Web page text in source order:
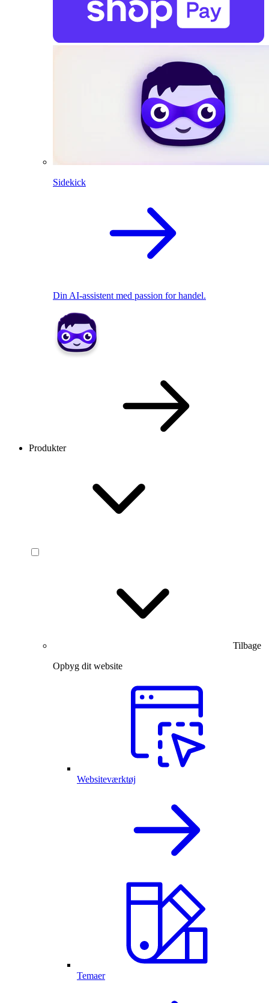
Sidekick
Din AI-assistent med passion for handel.
Produkter
Tilbage
Opbyg dit website
Websiteværktøj
Temaer